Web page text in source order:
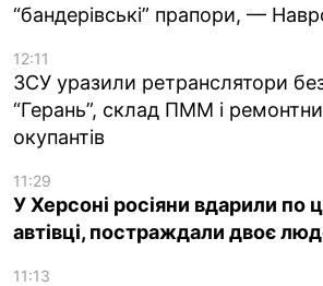
“бандерівські” прапори, —
12:11
ЗСУ уразили ретранслятори
“Герань”, склад ПММ і
окупантів
11:29
У Херсоні росіяни вдарили по
автівці, постраждали двоє
11:13